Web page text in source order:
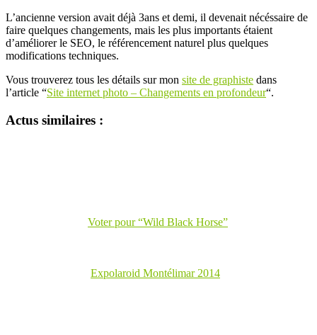
L’ancienne version avait déjà 3ans et demi, il devenait nécéssaire de
faire quelques changements, mais les plus importants étaient
d’améliorer le SEO, le référencement naturel plus quelques
modifications techniques.
Vous trouverez tous les détails sur mon site de graphiste dans
l’article “Site internet photo – Changements en profondeur“.
Actus similaires :
Voter pour “Wild Black Horse”
Expolaroid Montélimar 2014